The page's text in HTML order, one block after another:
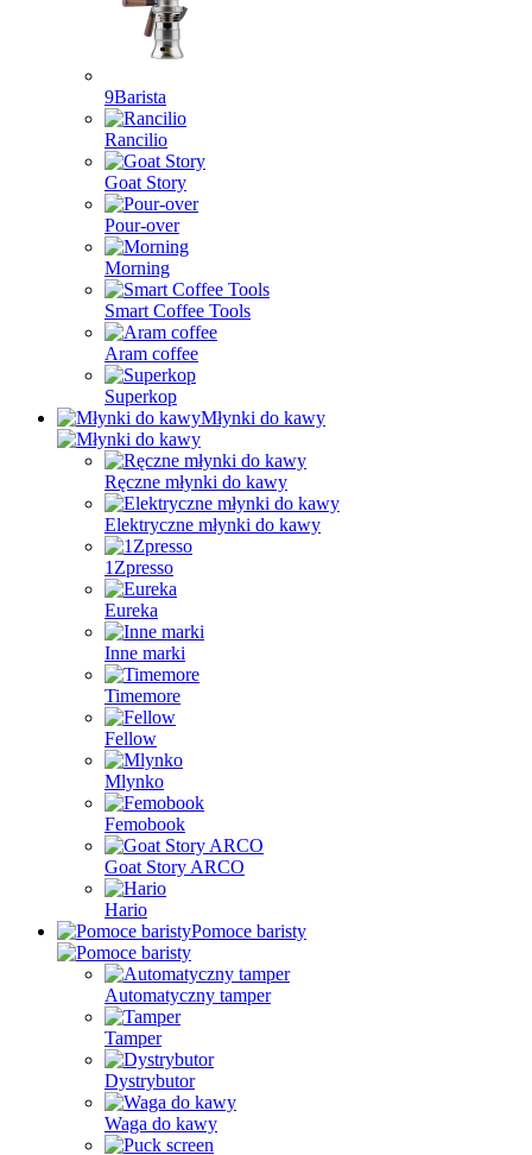
9Barista
Rancilio
Goat Story
Pour-over
Morning
Smart Coffee Tools
Aram coffee
Superkop
Młynki do kawy
Ręczne młynki do kawy
Elektryczne młynki do kawy
1Zpresso
Eureka
Inne marki
Timemore
Fellow
Mlynko
Femobook
Goat Story ARCO
Hario
Pomoce baristy
Automatyczny tamper
Tamper
Dystrybutor
Waga do kawy